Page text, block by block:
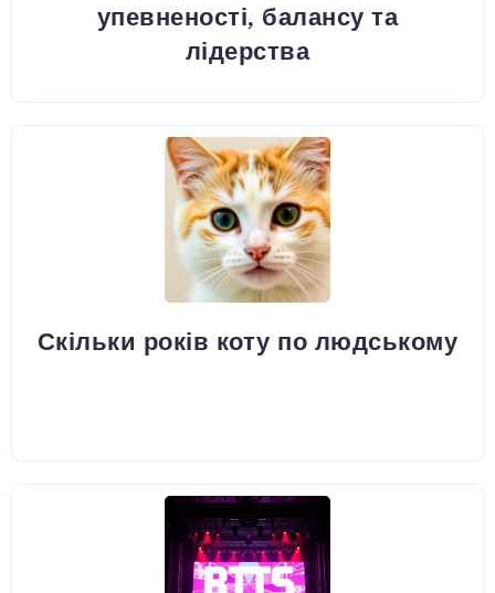
упевненості, балансу та
лідерства
Скільки років коту по людському